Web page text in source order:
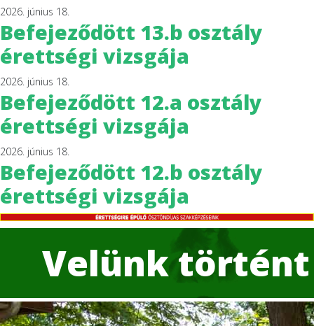
2026. június 18.
Befejeződött 13.b osztály
érettségi vizsgája
2026. június 18.
Befejeződött 12.a osztály
érettségi vizsgája
2026. június 18.
Befejeződött 12.b osztály
érettségi vizsgája
Velünk történt